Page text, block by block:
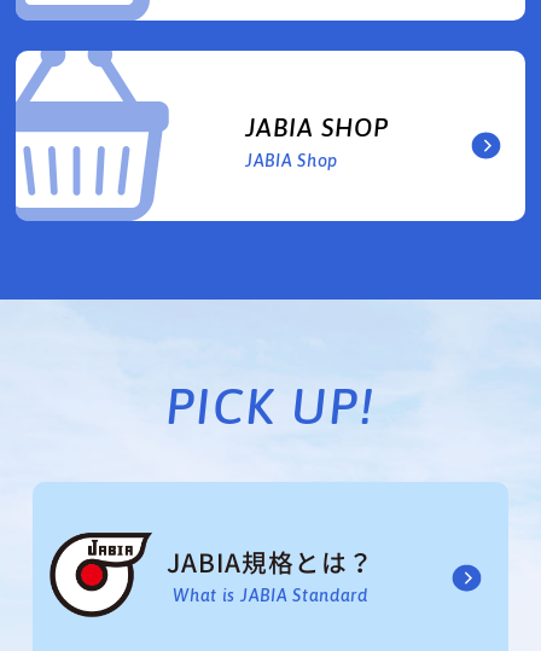
JABIA SHOP
JABIA Shop
PICK UP!
JABIA規格とは？
What is JABIA Standard